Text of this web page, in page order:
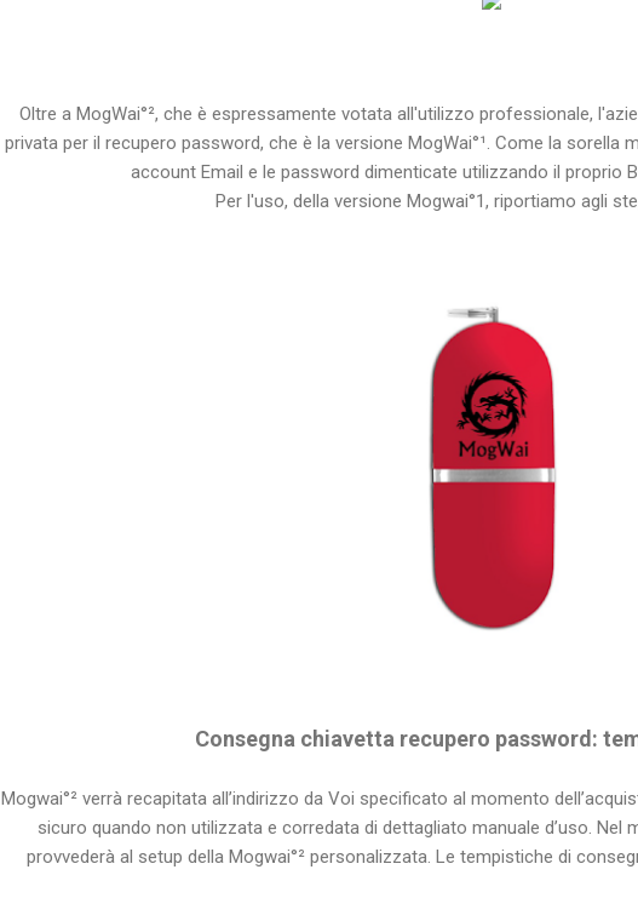
Oltre a MogWai°², che è espressamente votata all'utilizzo professionale,
privata per il recupero password, che è la versione MogWai°¹. Come la sorella
account Email e le password dimenticate utilizzando il proprio
Per l'uso, della versione Mogwai°1, riportiamo agli
Consegna chiavetta recupero password:
Mogwai°² verrà recapitata all’indirizzo da Voi specificato al momento
sicuro quando non utilizzata e corredata di dettagliato manuale d’uso. Nel
provvederà al setup della Mogwai°² personalizzata. Le tempistiche di